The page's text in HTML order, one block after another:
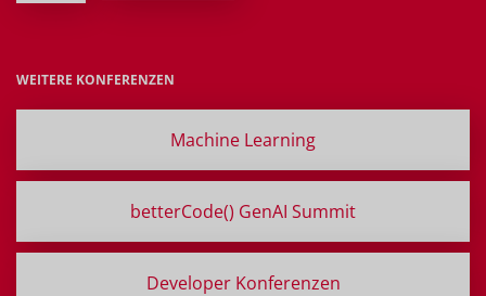
WEITERE KONFERENZEN
Machine Learning
betterCode() GenAI Summit
Developer Konferenzen